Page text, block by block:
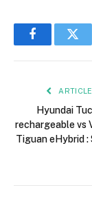
Facebook
Hyundai
rechargeable vs
Tiguan eHybrid :